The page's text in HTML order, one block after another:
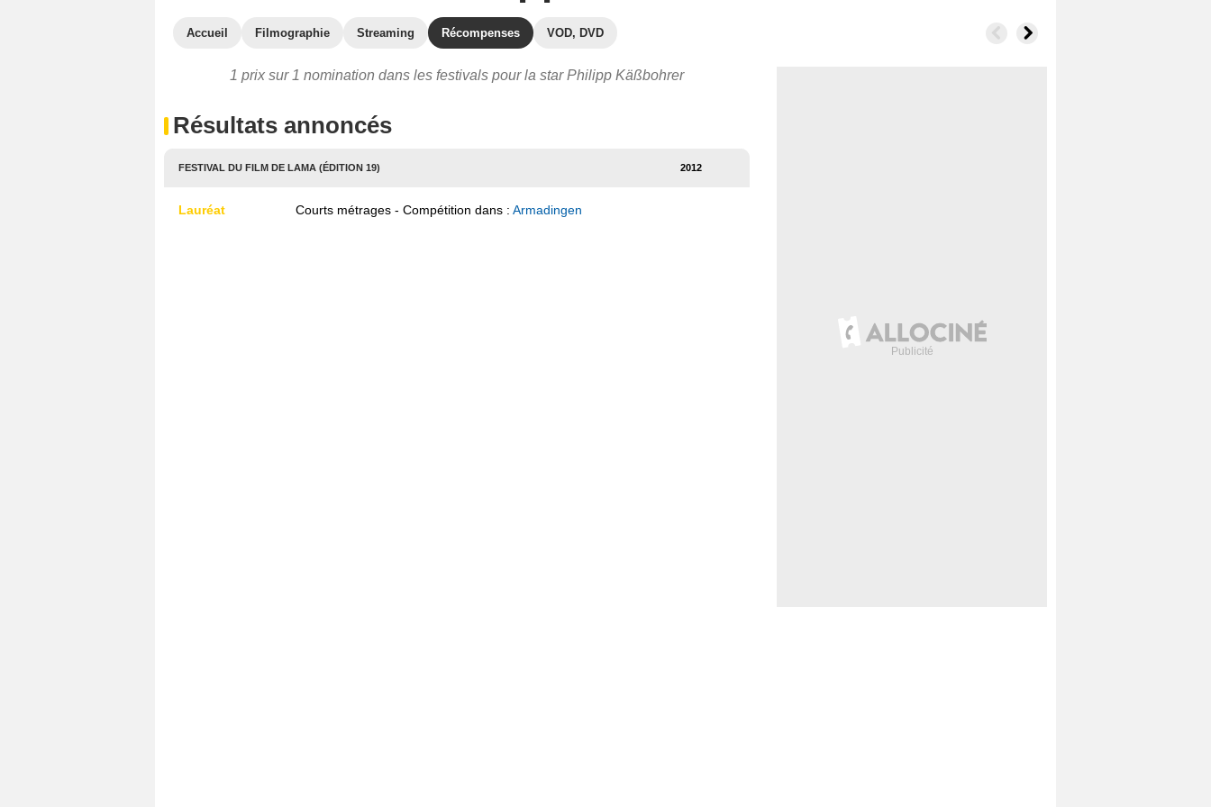
Accueil Filmographie Streaming Récompenses VOD, DVD
1 prix sur 1 nomination dans les festivals pour la star Philipp Käßbohrer
Résultats annoncés
FESTIVAL DU FILM DE LAMA (ÉDITION 19) 2012
Lauréat Courts métrages - Compétition dans : Armadingen